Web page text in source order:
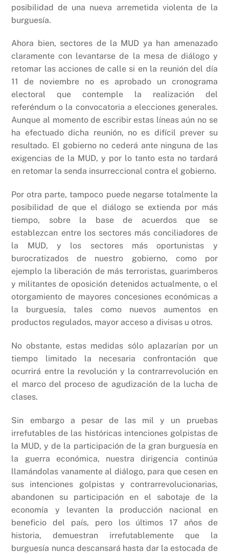
posibilidad de una nueva arremetida violenta de la
burguesía.
Ahora bien, sectores de la MUD ya han amenazado
claramente con levantarse de la mesa de diálogo y
retomar las acciones de calle si en la reunión del día
11 de noviembre no es aprobado un cronograma
electoral que contemple la realización del
referéndum o la convocatoria a elecciones generales.
Aunque al momento de escribir estas líneas aún no se
ha efectuado dicha reunión, no es difícil prever su
resultado. El gobierno no cederá ante ninguna de las
exigencias de la MUD, y por lo tanto esta no tardará
en retomar la senda insurreccional contra el gobierno.
Por otra parte, tampoco puede negarse totalmente la
posibilidad de que el diálogo se extienda por más
tiempo, sobre la base de acuerdos que se
establezcan entre los sectores más conciliadores de
la MUD, y los sectores más oportunistas y
burocratizados de nuestro gobierno, como por
ejemplo la liberación de más terroristas, guarimberos
y militantes de oposición detenidos actualmente, o el
otorgamiento de mayores concesiones económicas a
la burguesía, tales como nuevos aumentos en
productos regulados, mayor acceso a divisas u otros.
No obstante, estas medidas sólo aplazarían por un
tiempo limitado la necesaria confrontación que
ocurrirá entre la revolución y la contrarrevolución en
el marco del proceso de agudización de la lucha de
clases.
Sin embargo a pesar de las mil y un pruebas
irrefutables de las históricas intenciones golpistas de
la MUD, y de la participación de la gran burguesía en
la guerra económica, nuestra dirigencia continúa
llamándolas vanamente al diálogo, para que cesen en
sus intenciones golpistas y contrarrevolucionarias,
abandonen su participación en el sabotaje de la
economía y levanten la producción nacional en
beneficio del país, pero los últimos 17 años de
historia, demuestran irrefutablemente que la
burguesía nunca descansará hasta dar la estocada de